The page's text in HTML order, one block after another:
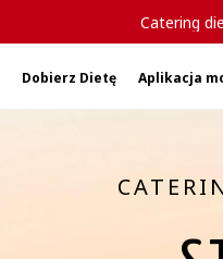
Catering
Dobierz Dietę Aplikacja